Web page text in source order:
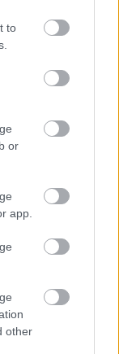
to
or
app.
other
mozgalmak
a diskurzus
affektíven
az